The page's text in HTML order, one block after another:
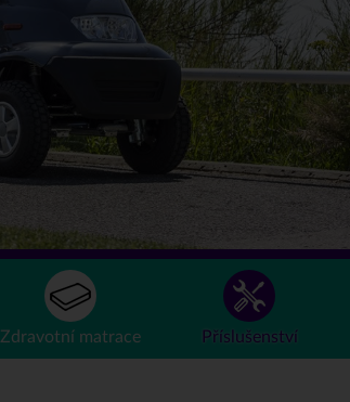
Zdravotní matrace Příslušenství